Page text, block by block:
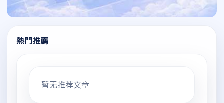
熱門推薦
暂无推荐文章